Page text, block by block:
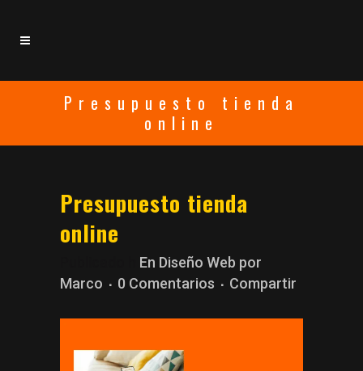
Presupuesto tienda
online
Presupuesto tienda
online
En Diseño Web por
Marco
0 Comentarios Compartir